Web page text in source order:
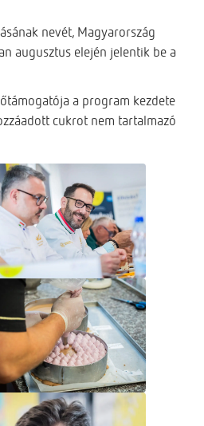
nevét, Magyarország
augusztus elején jelentik be a
a program kezdete
cukrot nem tartalmazó